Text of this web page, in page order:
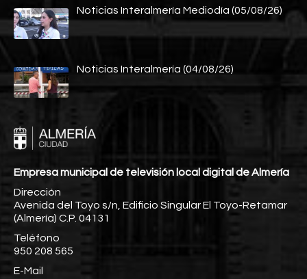
Noticias Interalmería Mediodía (05/08/26)
Noticias Interalmería (04/08/26)
Empresa municipal de televisión local digital de Almería
Dirección
Avenida del Toyo s/n, Edificio Singular El Toyo-Retamar
(Almería) C.P. 04131
Teléfono
950 208 565
E-Mail